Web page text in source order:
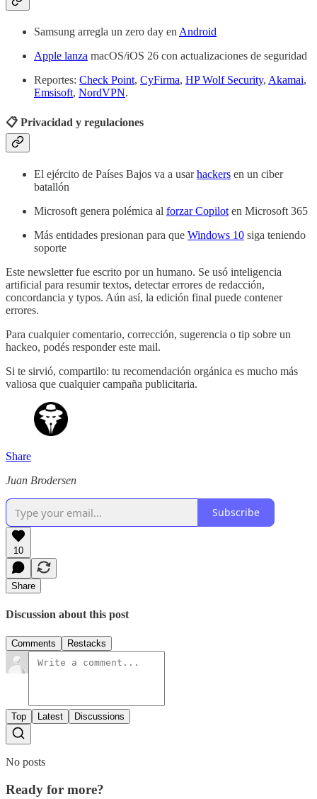
Samsung arregla un zero day en Android
Apple lanza macOS/iOS 26 con actualizaciones de seguridad
Reportes: Check Point, CyFirma, HP Wolf Security, Akamai,
Emsisoft, NordVPN.
📋 Privacidad y regulaciones
El ejército de Países Bajos va a usarhackers en un ciber
batallón
Microsoft genera polémica al forzar Copilot en Microsoft 365
Más entidades presionan para que Windows 10 siga teniendo
soporte
Este newsletter fue escrito por un humano. Se usó inteligencia
artificial para resumir textos, detectar errores de redacción,
concordancia y typos. Aún así, la edición final puede contener
errores.
Para cualquier comentario, corrección, sugerencia o tip sobre un
hackeo, podés responder este mail.
Si te sirvió, compartilo: tu recomendación orgánica es mucho más
valiosa que cualquier campaña publicitaria.
Share
Juan Brodersen
Subscribe
10
Share
Discussion about this post
Comments Restacks
Top Latest Discussions
No posts
Ready for more?